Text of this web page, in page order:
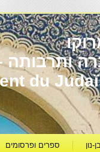
du
נון ספרים ופרסומים